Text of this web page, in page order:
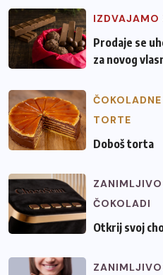
IZDVAJAMO
Prodaje se
za novog
ČOKOLADNE
TORTE
Doboš torta
ČOKOLADI
Otkrij svoj